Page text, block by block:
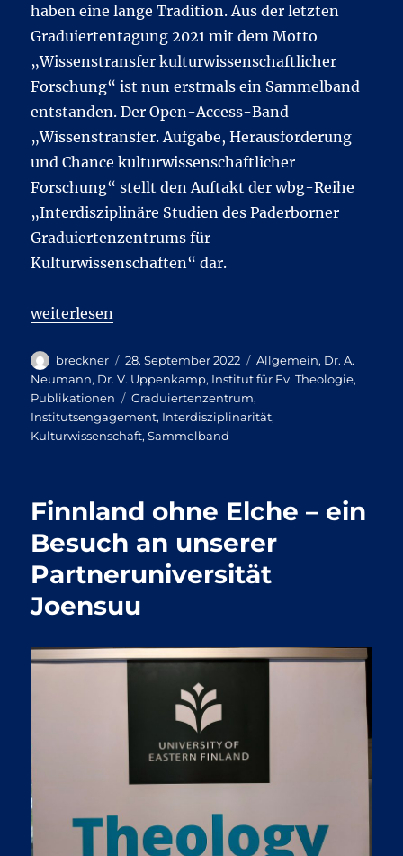
haben eine lange Tradition. Aus der letzten
Graduiertentagung 2021 mit dem Motto
„Wissenstransfer kulturwissenschaftlicher
Forschung“ ist nun erstmals ein Sammelband
entstanden. Der Open-Access-Band
„Wissenstransfer. Aufgabe, Herausforderung
und Chance kulturwissenschaftlicher
Forschung“ stellt den Auftakt der wbg-Reihe
„Interdisziplinäre Studien des Paderborner
Graduiertenzentrums für
Kulturwissenschaften“ dar.
„Open-Access-Sammelband zu Wissenstransfer
weiterlesen
Autor
breckner
Veröffentlicht
am
28. September 2022 Kategorien
Allgemein, Dr. A.
Neumann, Dr. V. Uppenkamp, Institut für Ev. Theologie,
Publikationen
Schlagwörter
Graduiertenzentrum,
Institutsengagement, Interdisziplinarität,
Kulturwissenschaft,Sammelband
Finnland ohne Elche – ein
Besuch an unserer
Partneruniversität
Joensuu